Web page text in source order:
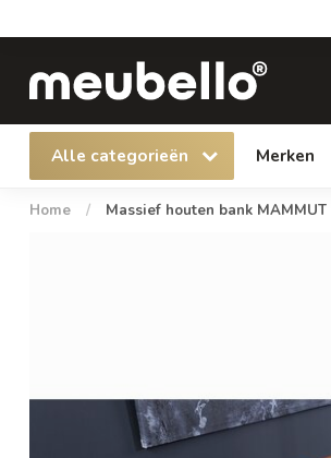
Alle categorieën Merken
Home / Massief houten bank